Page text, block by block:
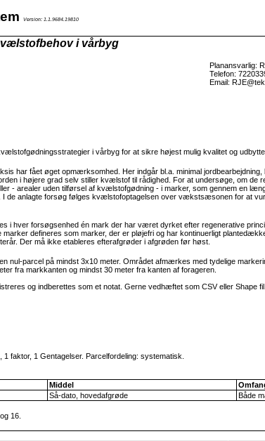
Version: 1.1.9684.19810
i vårbyg
Planansvarlig:
Telefon:
Email:
i vårbyg for at sikre højest mulig kvalitet og udbytte.
har fået øget opmærksomhed. Her indgår bl.a. minimal
i højere grad selv stiller kvælstof til rådighed. For at undersøge, om de
- arealer uden tilførsel af kvælstofgødning - i marker, som gennem en
I de anlagte forsøg følges kvælstofoptagelsen over vækstsæsonen for at
i hver forsøgsenhed én mark der har været dyrket efter regenerative
defineres som marker, der er pløjefri og har kontinuerligt
Der må ikke etableres efterafgrøder i afgrøden før høst.
nul-parcel på mindst 3x10 meter. Området afmærkes med tydelige
fra markkanten og mindst 30 meter fra kanten af forageren.
og indberettes som et notat. Gerne vedhæftet som CSV eller Shape fil.
faktor, 1 Gentagelser. Parcelfordeling: systematisk.
Middel
Så-dato, hovedafgrøde Både
16.